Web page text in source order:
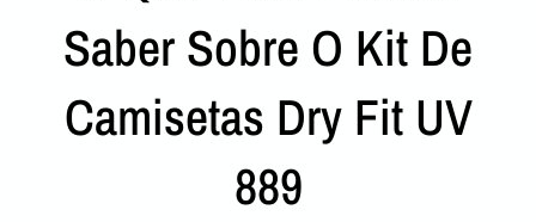
Saber Sobre O Kit De
Camisetas Dry Fit UV
889